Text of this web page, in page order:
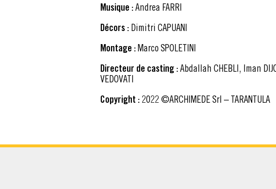
Musique :Andrea FARRI
Décors : Dimitri CAPUANI
Montage :Marco SPOLETINI
Directeur de casting :
VEDOVATI
Copyright : 2022 ©ARCHIMEDE Srl – TARANTULA